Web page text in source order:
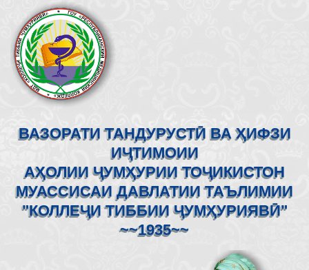
ВАЗОРАТИ ТАНДУРУСТӢ ВА ҲИФЗИ
ИҶТИМОИИ
АҲОЛИИ ҶУМҲУРИИ ТОҶИКИСТОН
МУАССИСАИ ДАВЛАТИИ ТАЪЛИМИИ
"КОЛЛЕҶИ ТИББИИ ҶУМҲУРИЯВӢ"
~~1935~~